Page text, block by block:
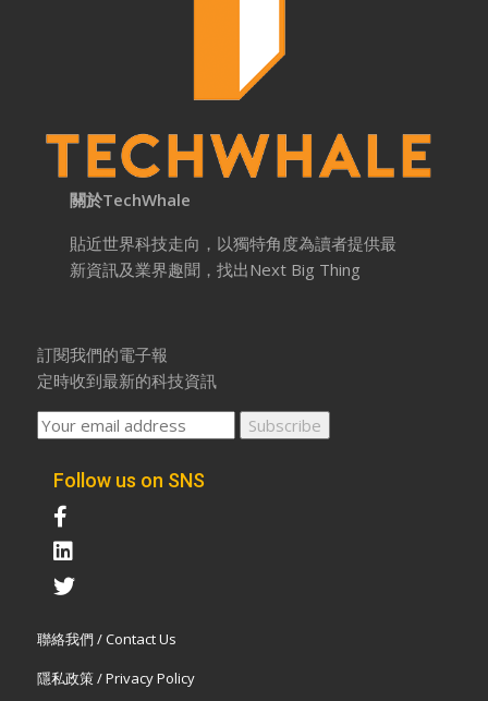
關於TechWhale
貼近世界科技走向，以獨特角度為讀者提供最
新資訊及業界趣聞，找出Next Big Thing
訂閱我們的電子報
定時收到最新的科技資訊
Follow us on SNS
聯絡我們 / Contact Us
隱私政策 / Privacy Policy